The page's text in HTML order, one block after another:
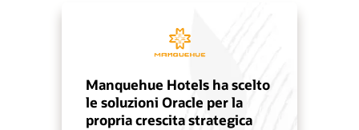
Manquehue Hotels ha scelto
le soluzioni Oracle per la
propria crescita strategica